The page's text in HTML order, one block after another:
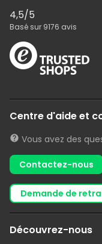
4,5/5
Basé sur 9176 avis
Centre d'aide et
Vous avez des
Contactez-nous
demande de
Découvrez-nous